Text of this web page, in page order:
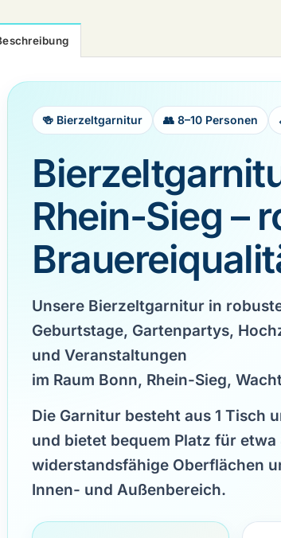
🍻 Bierzeltgarnitur 👥 8–10 Personen
Rhein-Sieg –
Unsere Bierzeltgarnitur in
Geburtstage, Gartenpartys,
und Veranstaltungen
im Raum Bonn, Rhein-Sieg,
Die Garnitur besteht aus 1 Tisch
und bietet bequem Platz für etwa
widerstandsfähige Oberflächen
Innen- und Außenbereich.